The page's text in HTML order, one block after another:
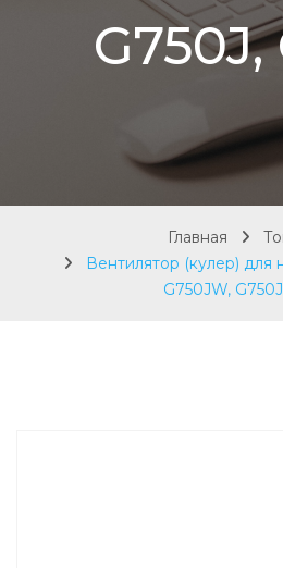
G750J,
Главная
Вентилятор (кулер) для
G750JW,